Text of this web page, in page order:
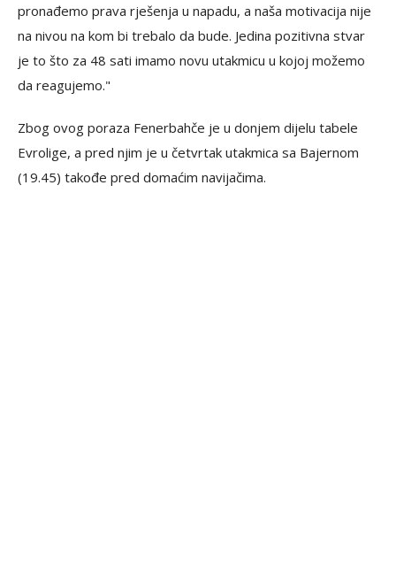
pronađemo prava rješenja u napadu, a naša motivacija nije
na nivou na kom bi trebalo da bude. Jedina pozitivna stvar
je to što za 48 sati imamo novu utakmicu u kojoj možemo
da reagujemo."
Zbog ovog poraza Fenerbahče je u donjem dijelu tabele
Evrolige, a pred njim je u četvrtak utakmica sa Bajernom
(19.45) takođe pred domaćim navijačima.